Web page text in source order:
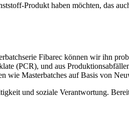
Produkt haben möchten, das
Fibarec können wir ihn
(PCR), und aus
wie Masterbatches auf Basis von
und soziale Verantwortung.